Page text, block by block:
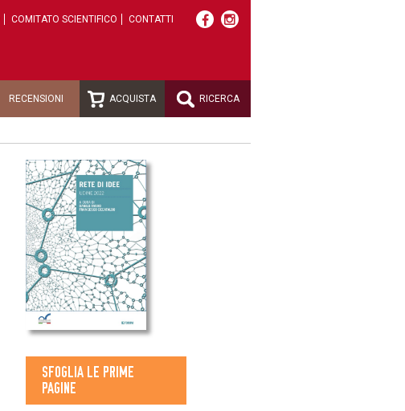
COMITATO SCIENTIFICO CONTATTI
RECENSIONI ACQUISTA RICERCA
SFOGLIA LE PRIME
PAGINE